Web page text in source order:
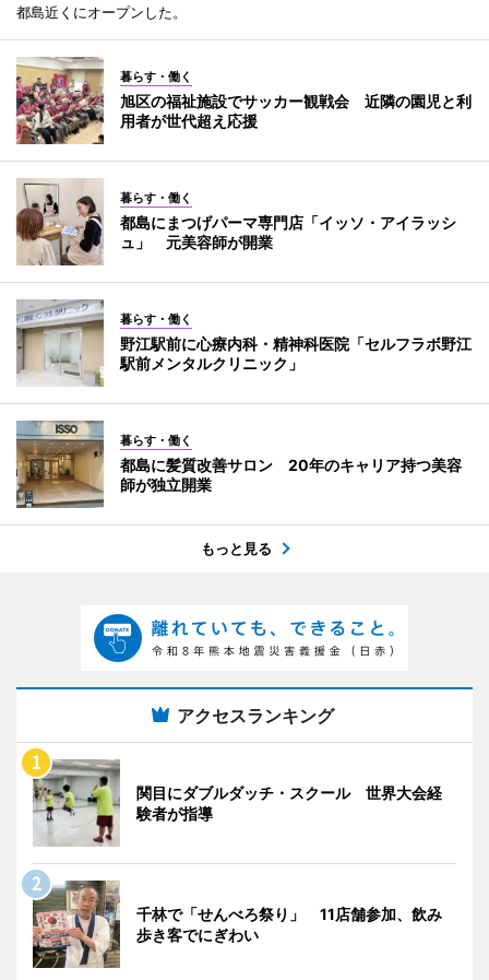
都島近くにオープンした。
暮らす・働く
旭区の福祉施設でサッカー観戦会 近隣の園児と利
用者が世代超え応援
暮らす・働く
都島にまつげパーマ専門店「イッソ・アイラッシ
ュ」 元美容師が開業
暮らす・働く
野江駅前に心療内科・精神科医院「セルフラボ野江
駅前メンタルクリニック」
暮らす・働く
都島に髪質改善サロン 20年のキャリア持つ美容
師が独立開業
もっと見る
アクセスランキング
関目にダブルダッチ・スクール 世界大会経
験者が指導
千林で「せんべろ祭り」 11店舗参加、飲み
歩き客でにぎわい